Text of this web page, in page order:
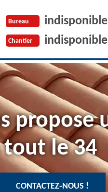
Bureau indisponible
Chantier indisponible
propose
le 34
CONTACTEZ-NOUS !